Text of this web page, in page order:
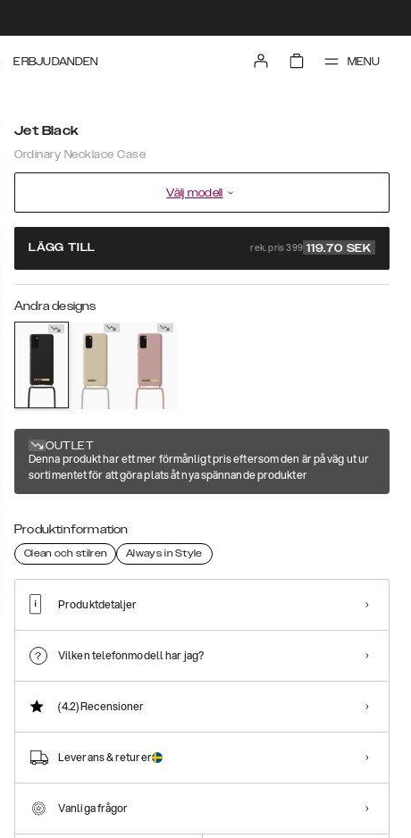
ERBJUDANDEN MENU
Jet Black
Ordinary Necklace Case
Välj modell
LÄGG TILL rek. pris 399 119.70 SEK
Andra designs
OUTLET
Denna produkt har ett mer förmånligt pris eftersom den är på väg ut ur
sortimentet för att göra plats åt nya spännande produkter
Produktinformation
Clean och stilren Always in Style
Produktdetaljer
Vilken telefonmodell har jag?
(4.2)Recensioner
Leverans & returer
Vanliga frågor